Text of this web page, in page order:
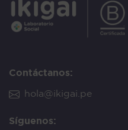
Contáctanos:
hola@ikigai.pe
Síguenos: